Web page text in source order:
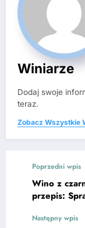
Winiarze
Dodaj swoje
teraz.
Zobacz Wszystkie
Poprzedni wpis
Wino z
przepis:
Następny wpis